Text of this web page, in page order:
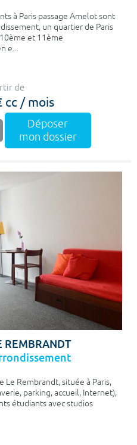
à Paris passage Amelot sont
un quartier de Paris
et 11ème
e...
de
cc / mois
Déposer
mon dossier
Le Rembrandt, située à Paris,
parking, accueil, Internet),
étudiants avec studios